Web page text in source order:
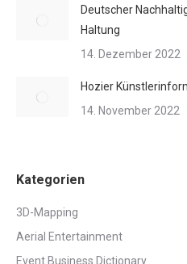
Deutscher
Haltung
14. Dezember 2022
Hozier
14. November 2022
Kategorien
3D-Mapping
Aerial Entertainment
Event Business Dictionary